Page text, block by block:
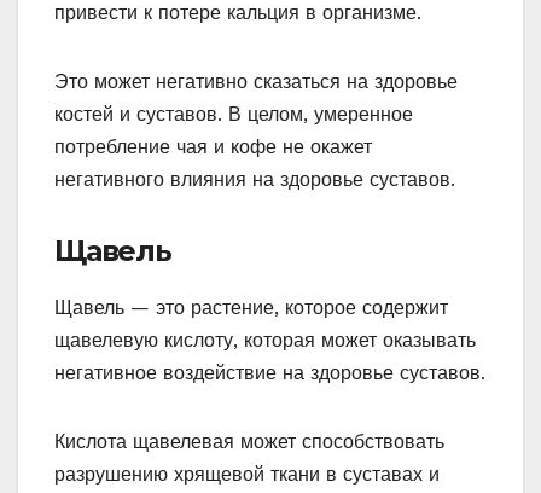
привести к потере кальция в организме.
Это может негативно сказаться на здоровье
костей и суставов. В целом, умеренное
потребление чая и кофе не окажет
негативного влияния на здоровье суставов.
Щавель
Щавель — это растение, которое содержит
щавелевую кислоту, которая может оказывать
негативное воздействие на здоровье суставов.
Кислота щавелевая может способствовать
разрушению хрящевой ткани в суставах и